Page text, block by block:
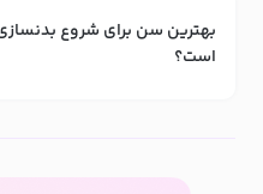
بهترین سن برای شروع
است؟